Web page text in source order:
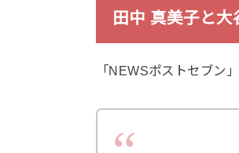
田中 真美子と
「NEWSポストセブン